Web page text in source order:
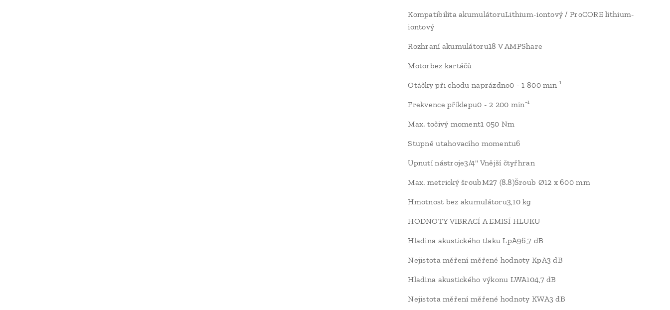
Kompatibilita akumulátoruLithium-iontový / ProCORE lithium-
iontový
Rozhraní akumulátoru18 V AMPShare
Motorbez kartáčů
Otáčky při chodu naprázdno0 - 1 800 min⁻¹
Frekvence příklepu0 - 2 200 min⁻¹
Max. točivý moment1 050 Nm
Stupně utahovacího momentu6
Upnutí nástroje3/4" Vnější čtyřhran
Max. metrický šroubM27 (8.8)Šroub Ø12 x 600 mm
Hmotnost bez akumulátoru3,10 kg
HODNOTY VIBRACÍ A EMISÍ HLUKU
Hladina akustického tlaku LpA96,7 dB
Nejistota měření měřené hodnoty KpA3 dB
Hladina akustického výkonu LWA104,7 dB
Nejistota měření měřené hodnoty KWA3 dB